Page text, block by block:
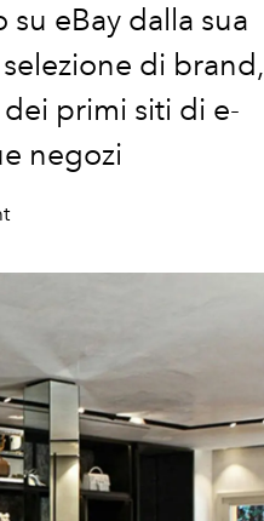
eBay dalla sua
di brand,
primi siti di e-
negozi